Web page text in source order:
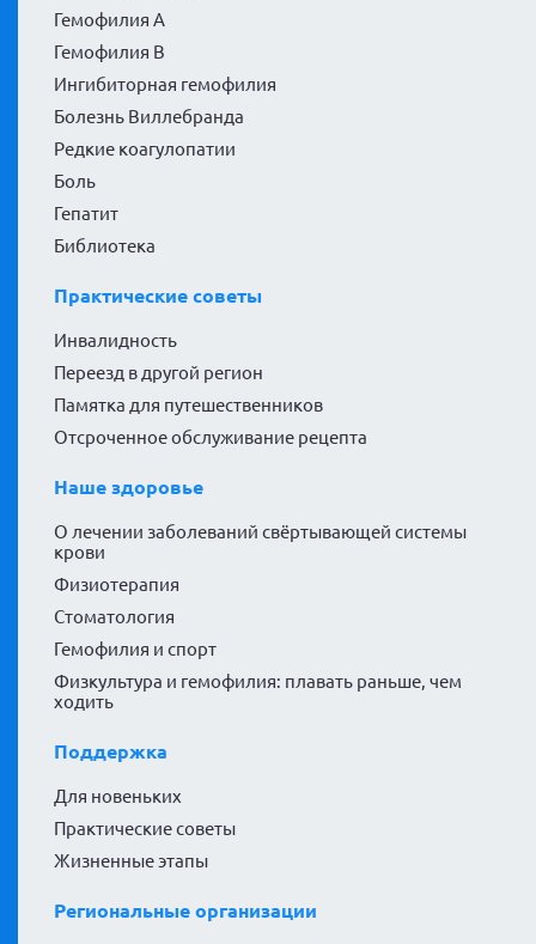
Гемофилия А
Гемофилия В
Ингибиторная гемофилия
Болезнь Виллебранда
Редкие коагулопатии
Боль
Гепатит
Библиотека
Практические советы
Инвалидность
Переезд в другой регион
Памятка для путешественников
Отсроченное обслуживание рецепта
Наше здоровье
О лечении заболеваний свёртывающей системы
крови
Физиотерапия
Стоматология
Гемофилия и спорт
Физкультура и гемофилия: плавать раньше, чем
ходить
Поддержка
Для новеньких
Практические советы
Жизненные этапы
Региональные организации